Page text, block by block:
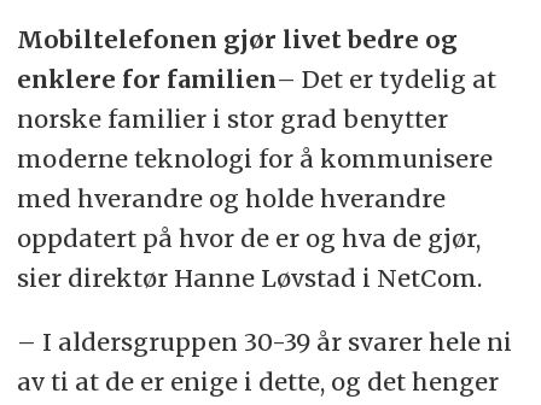
Mobiltelefonen gjør livet bedre og
enklere for familien– Det er tydelig at
norske familier i stor grad benytter
moderne teknologi for å kommunisere
med hverandre og holde hverandre
oppdatert på hvor de er og hva de gjør,
sier direktør Hanne Løvstad i NetCom.
– I aldersgruppen 30-39 år svarer hele ni
av ti at de er enige i dette, og det henger